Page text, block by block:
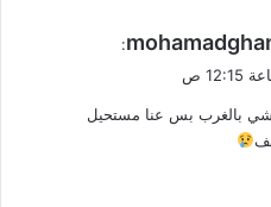
:
بالغرب بس عنا مستحيل